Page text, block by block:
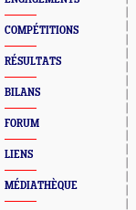
COMPÉTITIONS
RÉSULTATS
BILANS
FORUM
LIENS
MÉDIATHÈQUE